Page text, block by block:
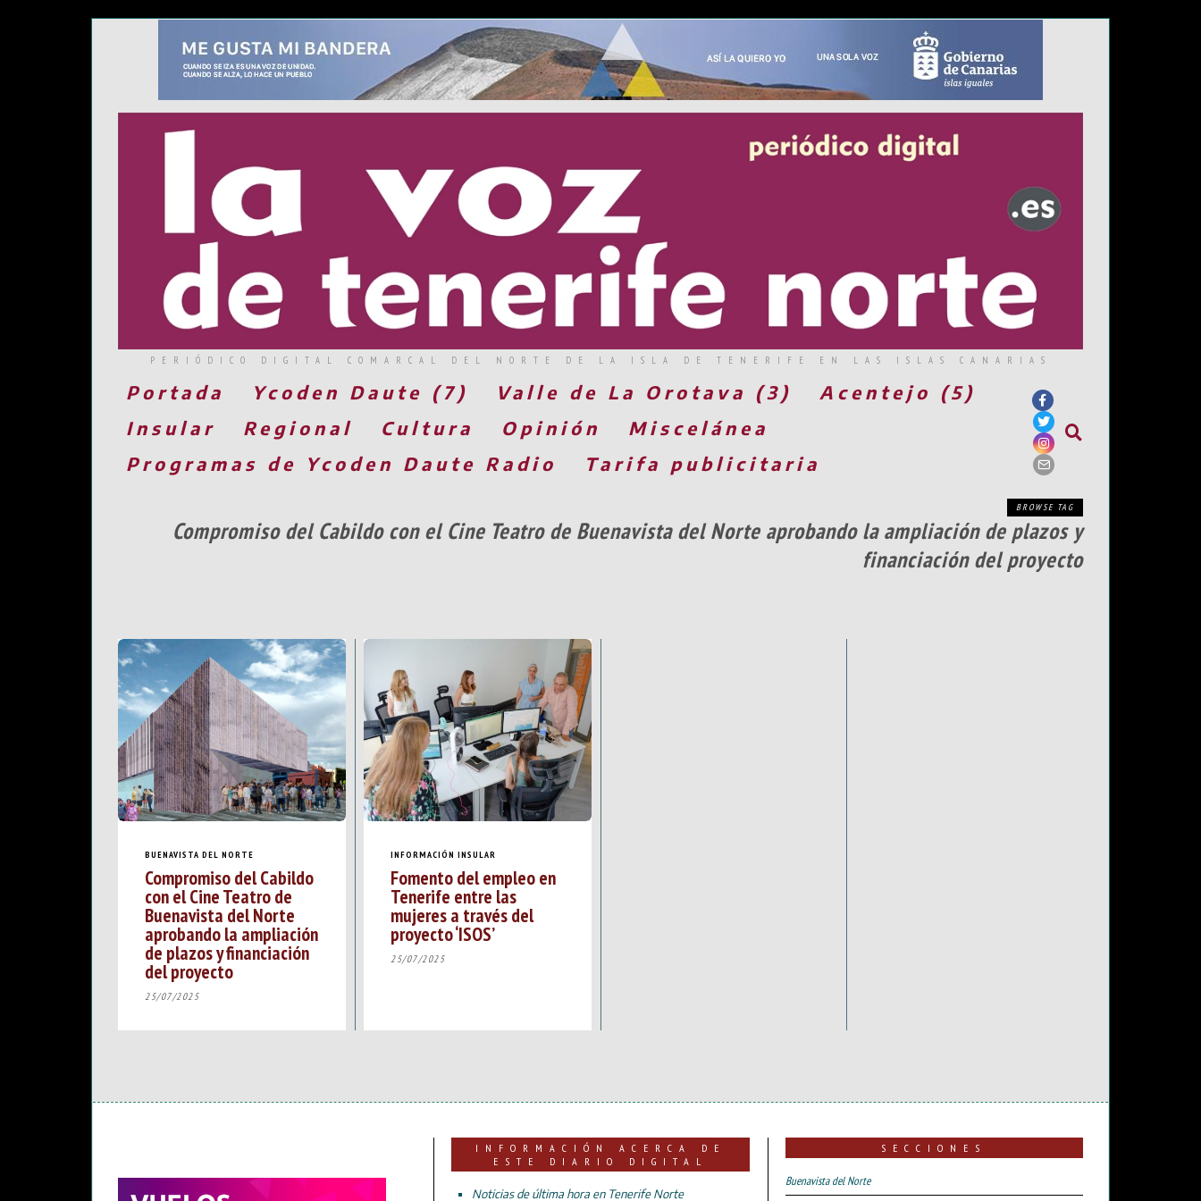
PERIÓDICO DIGITAL COMARCAL DEL NORTE DE LA ISLA DE TENERIFE EN LAS ISLAS CANARIAS
Portada Ycoden Daute (7) Valle de La Orotava (3)
Acentejo (5)
Insular
Regional Cultura Opinión
Miscelánea
Programas de Ycoden Daute Radio
Tarifa publicitaria
BROWSE TAG
Compromiso del Cabildo con el Cine Teatro de Buenavista del Norte aprobando la ampliación de plazos y
financiación del proyecto
BUENAVISTA DEL NORTE
Compromiso del Cabildo
con el Cine Teatro de
Buenavista del Norte
aprobando la ampliación
de plazos y financiación
del proyecto
25/07/2025
INFORMACIÓN INSULAR
Fomento del empleo en
Tenerife entre las
mujeres a través del
proyecto ‘ISOS’
25/07/2025
INFORMACIÓN ACERCA DE
ESTE DIARIO DIGITAL
Noticias de última hora en Tenerife Norte
SECCIONES
Buenavista del Norte